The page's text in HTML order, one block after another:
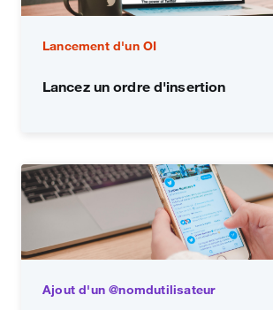
Lancement d'un OI
Lancez un ordre d'insertion
Ajout d'un @nomdutilisateur